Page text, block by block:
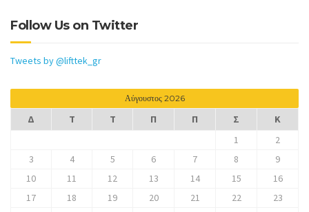
Follow Us on Twitter
Tweets by @lifttek_gr
Αύγουστος 2026
Δ Τ Τ Π Π Σ
Κ
1
2
3
4 5 6 7 8
9
10
11 12 13 14 15
16
17
18 19 20 21 22
23